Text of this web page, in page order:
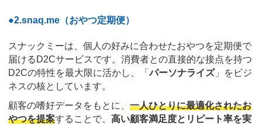
●2.snaq.me（おやつ定期便）
スナックミーは、個人の好みに合わせたおやつを定期便で
届けるD2Cサービスです。消費者との直接的な接点を持つ
D2Cの特性を最大限に活かし、「パーソナライズ」をビジ
ネスの核としています。
顧客の嗜好データをもとに、 一人ひとりに最適化されたお
やつを提案することで、 高い顧客満足度とリピート率を実